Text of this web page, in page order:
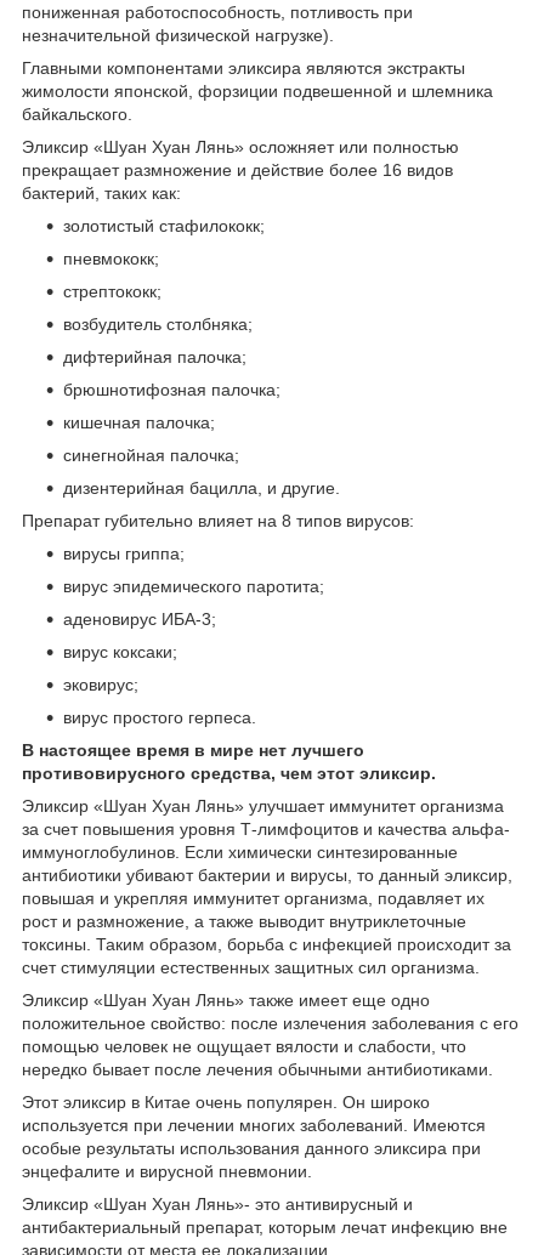
пониженная работоспособность, потливость при
незначительной физической нагрузке).
Главными компонентами эликсира являются экстракты
жимолости японской, форзиции подвешенной и шлемника
байкальского.
Эликсир «Шуан Хуан Лянь» осложняет или полностью
прекращает размножение и действие более 16 видов
бактерий, таких как:
золотистый стафилококк;
пневмококк;
стрептококк;
возбудитель столбняка;
дифтерийная палочка;
брюшнотифозная палочка;
кишечная палочка;
синегнойная палочка;
дизентерийная бацилла, и другие.
Препарат губительно влияет на 8 типов вирусов:
вирусы гриппа;
вирус эпидемического паротита;
аденовирус ИБА-3;
вирус коксаки;
эковирус;
вирус простого герпеса.
В настоящее время в мире нет лучшего
противовирусного средства, чем этот эликсир.
Эликсир «Шуан Хуан Лянь» улучшает иммунитет организма
за счет повышения уровня Т-лимфоцитов и качества альфа-
иммуноглобулинов. Если химически синтезированные
антибиотики убивают бактерии и вирусы, то данный эликсир,
повышая и укрепляя иммунитет организма, подавляет их
рост и размножение, а также выводит внутриклеточные
токсины. Таким образом, борьба с инфекцией происходит за
счет стимуляции естественных защитных сил организма.
Эликсир «Шуан Хуан Лянь» также имеет еще одно
положительное свойство: после излечения заболевания с его
помощью человек не ощущает вялости и слабости, что
нередко бывает после лечения обычными антибиотиками.
Этот эликсир в Китае очень популярен. Он широко
используется при лечении многих заболеваний. Имеются
особые результаты использования данного эликсира при
энцефалите и вирусной пневмонии.
Эликсир «Шуан Хуан Лянь»- это антивирусный и
антибактериальный препарат, которым лечат инфекцию вне
зависимости от места ее локализации.